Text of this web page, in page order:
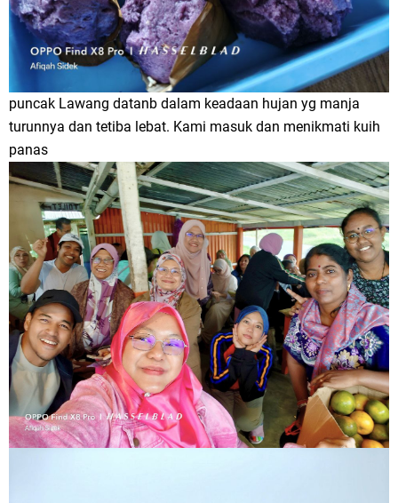
puncak Lawang datanb dalam keadaan hujan yg manja
turunnya dan tetiba lebat. Kami masuk dan menikmati kuih
panas